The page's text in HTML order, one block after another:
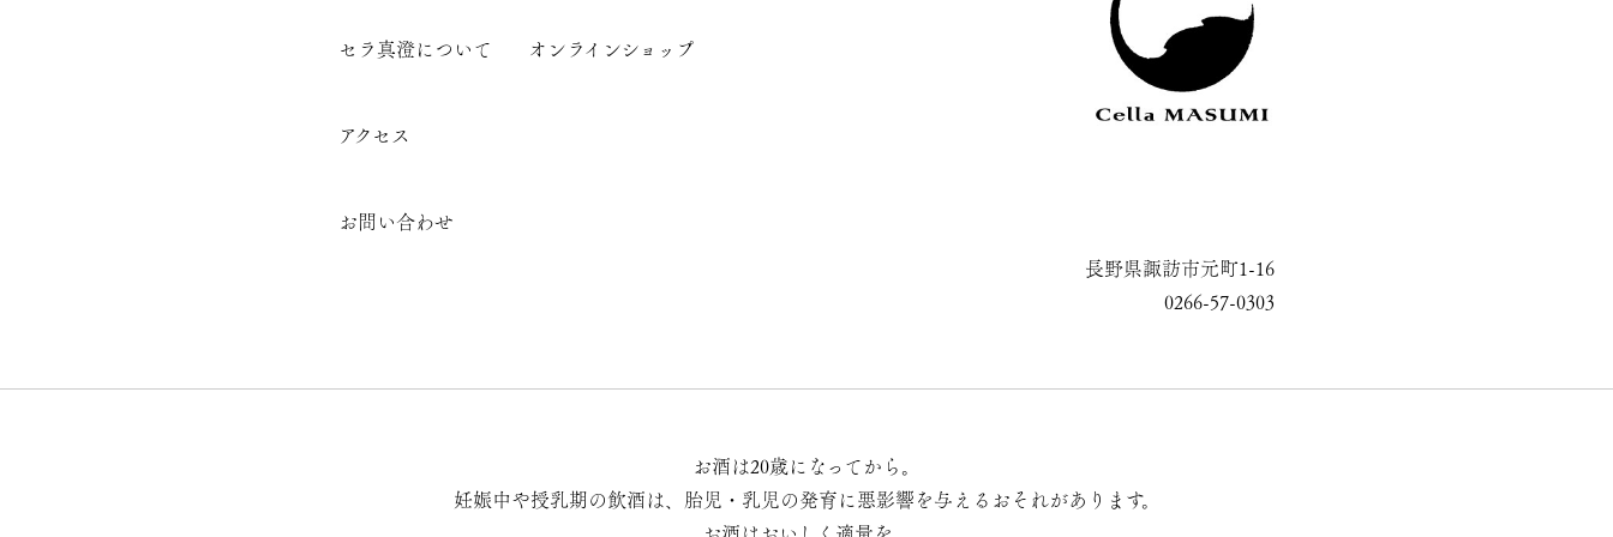
セラ真澄について
アクセス
お問い合わせ
オンラインショップ
長野県諏訪市元町1-16
0266-57-0303
お酒は20歳になってから。
妊娠中や授乳期の飲酒は、胎児・乳児の発育に悪影響を与えるおそれがあります。